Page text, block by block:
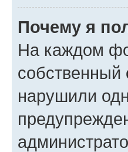
Почему я
На каждом
собственный
нарушили